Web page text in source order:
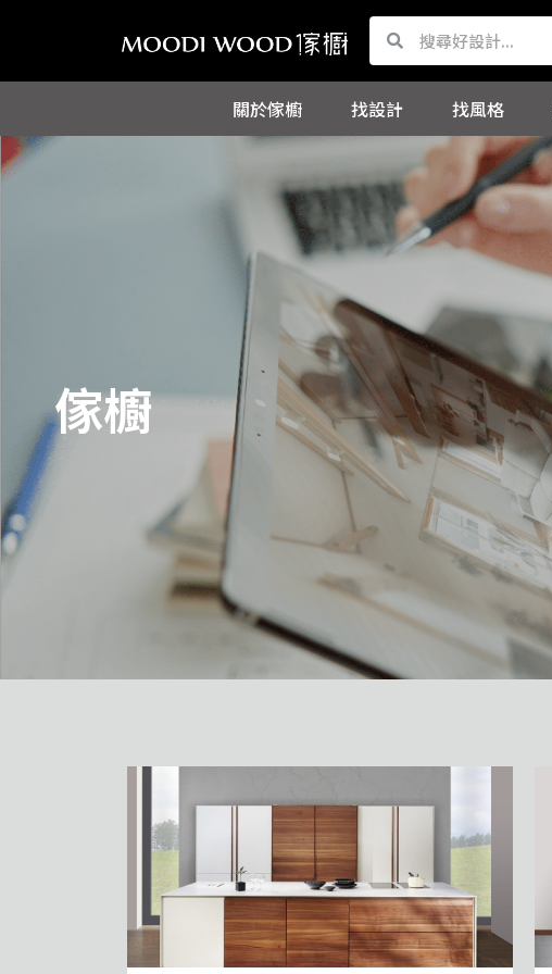
主
內
Search
Search
關於傢櫥 找設計 找風格
傢櫥